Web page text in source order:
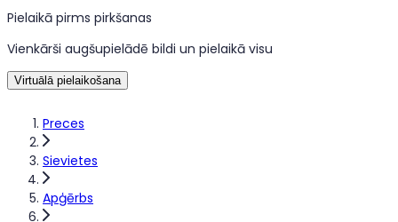
Preces
Sievietes
Apģērbs
Pielaikā pirms pirkšanas
Vienkārši augšupielādē bildi un pielaikā visu
Virtuālā pielaikošana